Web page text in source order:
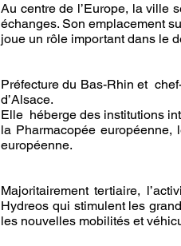
Au centre de l’Europe, la ville
échanges. Son emplacement
joue un rôle important dans le
Préfecture du Bas-Rhin et
d’Alsace.
Elle héberge des institutions
la Pharmacopée
européenne.
Majoritairement tertiaire,
Hydreos qui stimulent les
les nouvelles mobilités et